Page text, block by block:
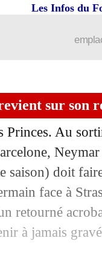
Les Infos du
sur son
Princes. Au
Neymar
saison) doit
face à
retourné
à jamais
la fin de
A comme la
Onana,
10 M€
à Sancho
cote en Italie